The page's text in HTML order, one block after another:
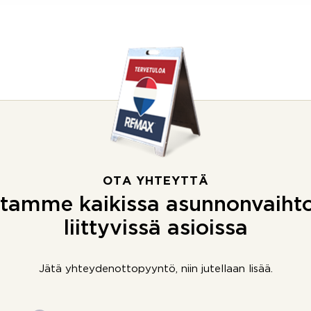
OTA YHTEYTTÄ
kaikissa
liittyvissä asioissa
Jätä yhteydenottopyyntö, niin jutellaan lisää.